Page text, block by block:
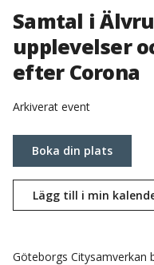
Samtal i
upplevelser
efter Corona
Arkiverat event
Boka din plats
Lägg till i min
Göteborgs Citysamverkan